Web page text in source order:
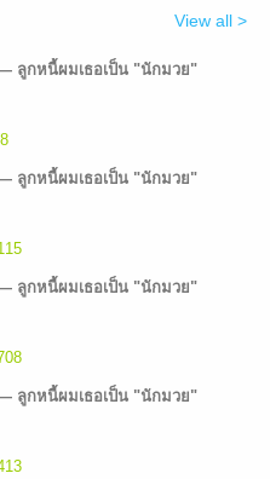
View all >
— ลูกหนี้ผมเธอเป็น "นักมวย"
— ลูกหนี้ผมเธอเป็น "นักมวย"
— ลูกหนี้ผมเธอเป็น "นักมวย"
— ลูกหนี้ผมเธอเป็น "นักมวย"